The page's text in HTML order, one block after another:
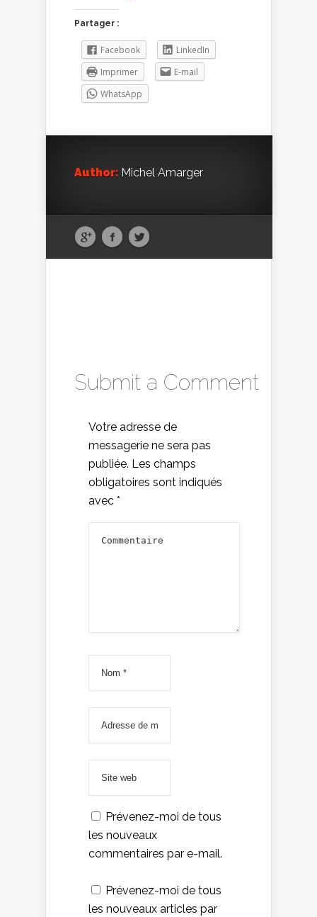
Partager :
Facebook
LinkedIn
Imprimer
E-mail
WhatsApp
Author: Michel Amarger
Submit a Comment
Votre adresse de
messagerie ne sera pas
publiée. Les champs
obligatoires sont indiqués
avec *
Prévenez-moi de tous
les nouveaux
commentaires par e-mail.
Prévenez-moi de tous
les nouveaux articles par